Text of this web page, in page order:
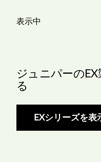
表示中
ジュニパーの
る
EXシリーズを表